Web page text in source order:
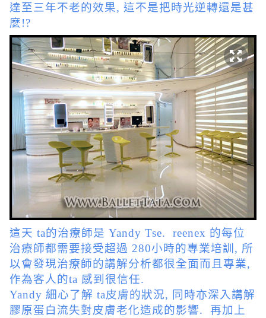
達至三年不老的效果, 這不是把時光逆轉還是甚
麼!?
這天 ta的治療師是 Yandy Tse. reenex 的每位
治療師都需要接受超過 280小時的專業培訓, 所
以會發現治療師的講解分析都很全面而且專業,
作為客人的ta 感到很信任.
Yandy 細心了解 ta皮膚的狀況, 同時亦深入講解
膠原蛋白流失對皮膚老化造成的影響. 再加上